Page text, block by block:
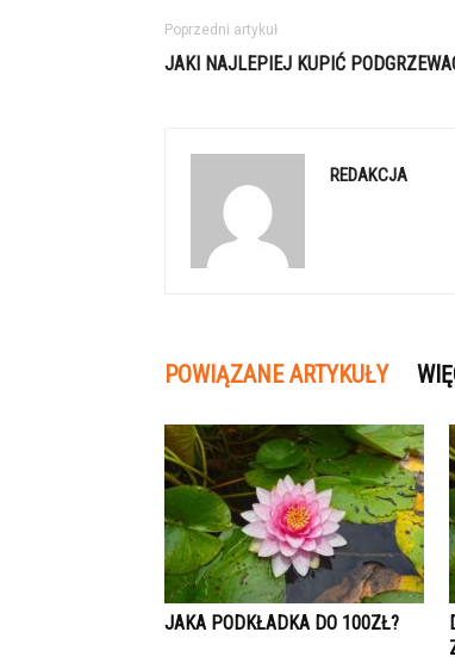
Poprzedni artykuł
JAKI NAJLEPIEJ KUPIĆ
REDAKCJA
POWIĄZANE ARTYKUŁY
JAKA PODKŁADKA DO 100ZŁ?